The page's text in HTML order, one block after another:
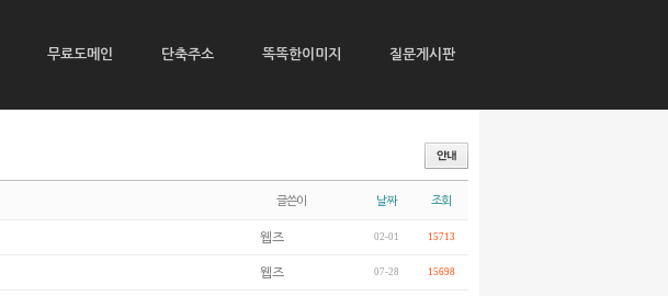
무료도메인 단축주소 똑똑한이미지 질문게시판
글쓴이 날짜 조회
웹즈 02-01 15713
웹즈 07-28 15698